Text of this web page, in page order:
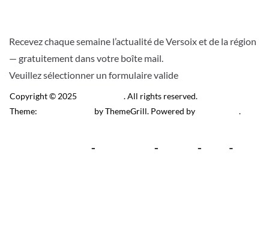
Recevez chaque semaine l’actualité de Versoix et de la région
— gratuitement dans votre boîte mail.
Veuillez sélectionner un formulaire valide
Copyright © 2025
. All rights reserved.
Theme:
by ThemeGrill. Powered by .
Recevez l’actu locale de